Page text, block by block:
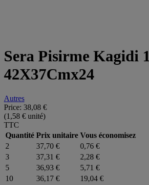
Sera Pisirme Kagidi
42X37Cmx24
Autres
Price: 38,08 €
(1,58 € unité)
TTC
Quantité Prix unitaire Vous économisez
2
37,70 €
0,76 €
3
37,31 €
2,28 €
5
36,93 €
5,71 €
10
36,17 €
19,04 €